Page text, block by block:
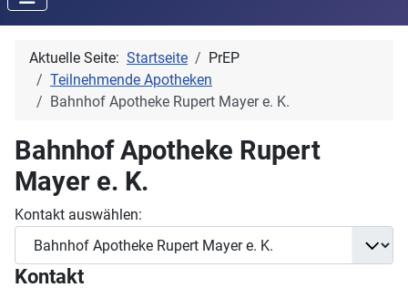
Aktuelle Seite: Startseite
PrEP
Teilnehmende Apotheken
Bahnhof Apotheke Rupert Mayer e. K.
Bahnhof Apotheke Rupert
Mayer e. K.
Kontakt auswählen:
Kontakt